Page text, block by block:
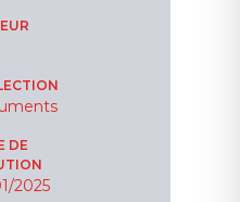
DE
2025